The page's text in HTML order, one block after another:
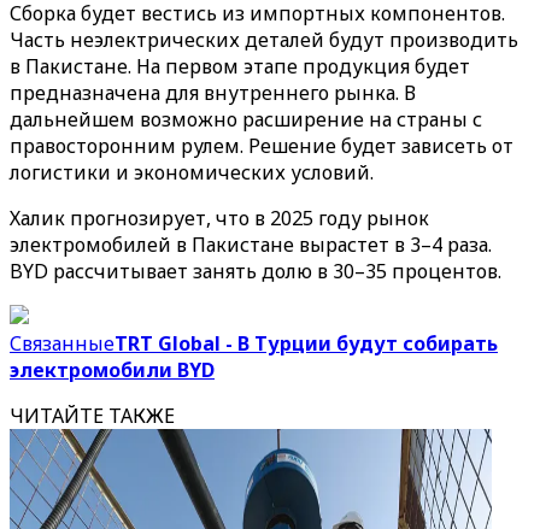
Сборка будет вестись из импортных компонентов.
Часть неэлектрических деталей будут производить
в Пакистане. На первом этапе продукция будет
предназначена для внутреннего рынка. В
дальнейшем возможно расширение на страны с
правосторонним рулем. Решение будет зависеть от
логистики и экономических условий.
Халик прогнозирует, что в 2025 году рынок
электромобилей в Пакистане вырастет в 3–4 раза.
BYD рассчитывает занять долю в 30–35 процентов.
СвязанныеTRT Global - В Турции будут собирать
электромобили BYD
ЧИТАЙТЕ ТАКЖЕ